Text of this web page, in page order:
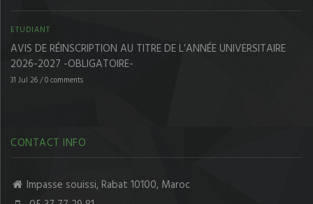
ETUDIANT
AVIS DE RÉINSCRIPTION AU TITRE DE L’ANNÉE UNIVERSITAIRE
2026-2027 -OBLIGATOIRE-
31 Jul 26/0 comments
CONTACT INFO
Impasse souissi, Rabat 10100, Maroc